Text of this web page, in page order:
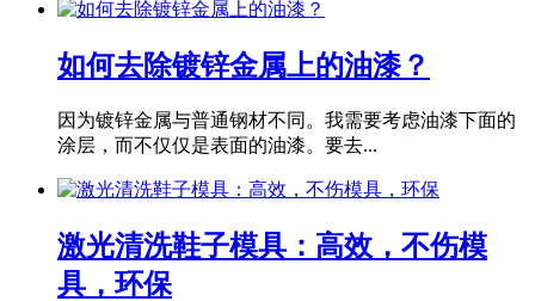
如何去除镀锌金属上的油漆？
因为镀锌金属与普通钢材不同。我需要考虑油漆下面的
涂层，而不仅仅是表面的油漆。要去...
激光清洗鞋子模具：高效，不伤模
具，环保